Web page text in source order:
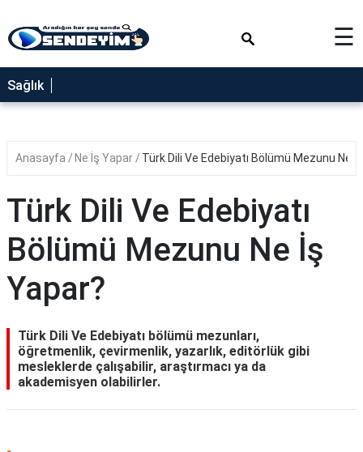
SAĞLIK
NEDİR
YEMEK
GEZİLECEK
YERLER
BLOG
☰
Sağlık
Anasayfa Ne İş Yapar Türk Dili Ve Edebiyatı Bölümü Mezunu Ne
Türk Dili Ve Edebiyatı
Bölümü Mezunu Ne İş
Yapar?
Türk Dili Ve Edebiyatı bölümü mezunları,
öğretmenlik, çevirmenlik, yazarlık, editörlük gibi
mesleklerde çalışabilir, araştırmacı ya da
akademisyen olabilirler.